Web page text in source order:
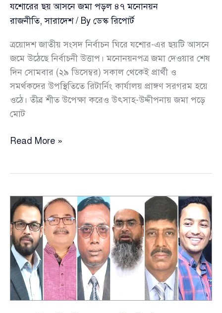
প্রতিমন্ত্রী
যশোরের ছয় আসনে জমা পড়ল ৪৭ মনোনয়ন
রাজনীতি,সারাদেশ/ By ডেস্ক রিপোর্ট
ত্রয়োদশ জাতীয় সংসদ নির্বাচন ঘিরে যশোর-এর ছয়টি আসনে
জমে উঠেছে নির্বাচনী উত্তাপ। মনোনয়নপত্র জমা দেওয়ার শেষ
দিন সোমবার (২৯ ডিসেম্বর) সকাল থেকেই প্রার্থী ও
সমর্থকদের উপস্থিতিতে রিটার্নিং কার্যালয় প্রাঙ্গণ সরগরম হয়ে
ওঠে। তীব্র শীত উপেক্ষা করেও উৎসাহ-উদ্দীপনায় জমা পড়ে
মোট
যশোরের
পড়ল
৪৭
মনোনয়ন
Read More »